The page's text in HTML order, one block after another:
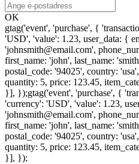
OK
gtag('event', 'purchase', {
'USD', 'value': 1.23, user_data: {
'johnsmith@email.com',
first_name: 'john', last_name:
postal_code: '94025', country:
quantity: 5, price: 123.45,
}], });gtag('event', 'purchase', {
'currency': 'USD', 'value': 1.23,
'johnsmith@email.com',
first_name: 'john', last_name:
postal_code: '94025', country:
quantity: 5, price: 123.45,
}], });